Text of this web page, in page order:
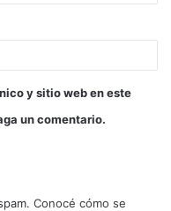
y sitio web en este
un comentario.
Conocé cómo se